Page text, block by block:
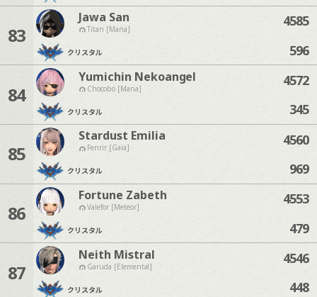
83
Jawa San
Titan [Mana]
クリスタル
4585
596
84
Yumichin Nekoangel
Chocobo [Mana]
クリスタル
4572
345
85
Stardust Emilia
Fenrir [Gaia]
クリスタル
4560
969
86
Fortune Zabeth
Valefor [Meteor]
クリスタル
4553
479
87
Neith Mistral
Garuda [Elemental]
クリスタル
4546
448